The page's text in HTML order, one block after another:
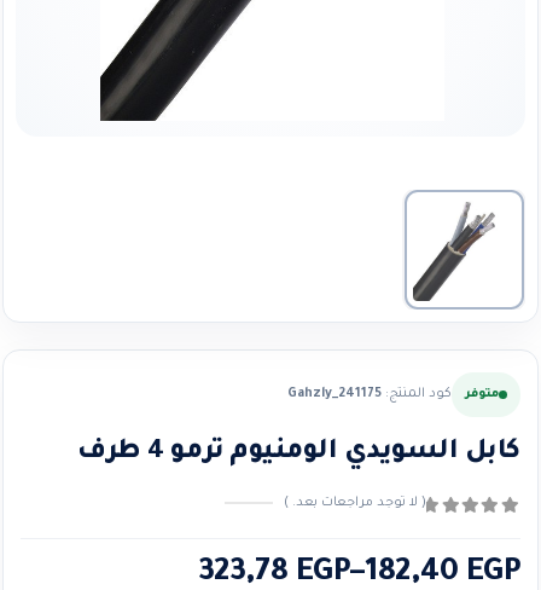
متوفر كود المنتج: Gahzly_241175
كابل السويدي الومنيوم ترمو 4 طرف
( لا توجد مراجعات بعد. )
182,40 EGP
–
323,78 EGP
نطاق